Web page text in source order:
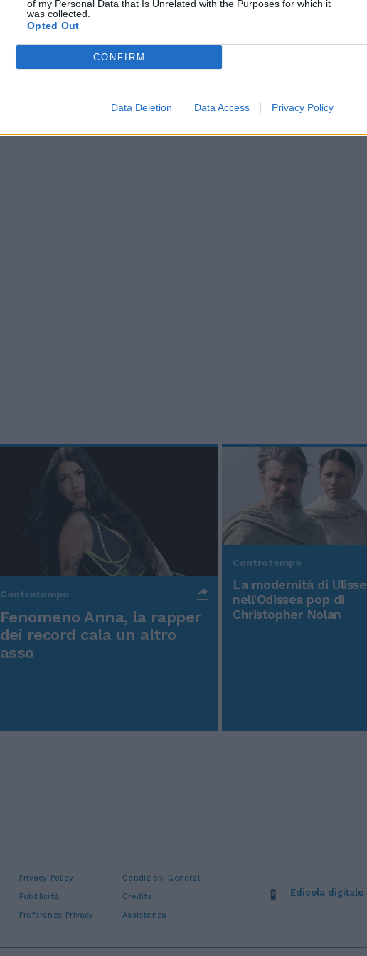
of my Personal Data that Is Unrelated with the Purposes for which it
was collected.
Opted Out
CONFIRM
Data Deletion Data Access Privacy Policy
Controtempo
Fenomeno Anna, la rapper
dei record cala un altro
asso
Controtempo
La modernità di Ulisse
nell'Odissea pop di
Christopher Nolan
Privacy Policy
Condizioni Generali
Pubblicità
Credits
Preferenze Privacy Assistenza
Edicola digitale